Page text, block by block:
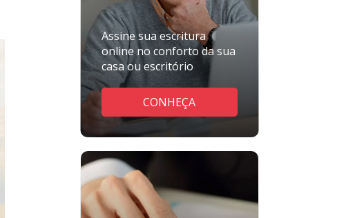
Assine sua escritura
online no conforto da sua
casa ou escritório
CONHEÇA